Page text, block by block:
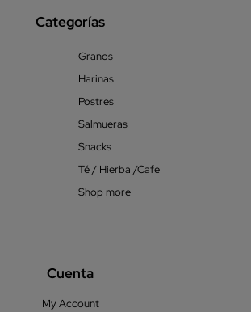
Categorías
Granos
Harinas
Postres
Salmueras
Snacks
Té / Hierba /Cafe
Shop more
Cuenta
My Account